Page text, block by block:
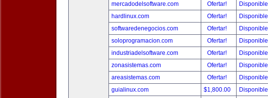
mercadodelsoftware.com
Ofertar!
Disponible
hardlinux.com
Ofertar!
Disponible
softwaredenegocios.com
Ofertar!
Disponible
soloprogramacion.com
Ofertar!
Disponible
industriadelsoftware.com
Ofertar!
Disponible
zonasistemas.com
Ofertar!
Disponible
areasistemas.com
Ofertar!
Disponible
guialinux.com
$1,800.00
Disponible